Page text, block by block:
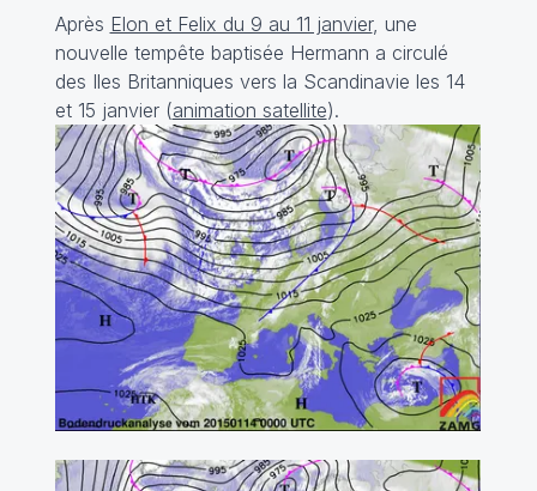
Après Elon et Felix du 9 au 11 janvier, une
nouvelle tempête baptisée Hermann a circulé
des Iles Britanniques vers la Scandinavie les 14
et 15 janvier (animation satellite).